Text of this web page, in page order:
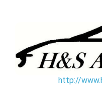
http://